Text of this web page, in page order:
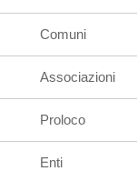
Comuni
Associazioni
Proloco
Enti